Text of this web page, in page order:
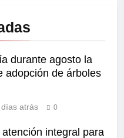
durante agosto la
adopción de árboles
atrás 0
integral para